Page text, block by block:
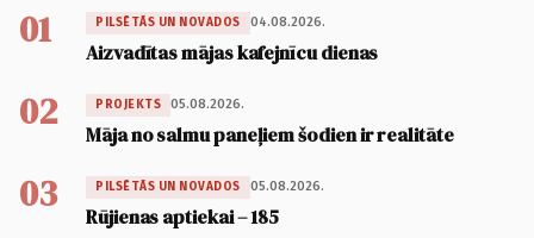
01 PILSĒTĀS UN NOVADOS 04.08.2026.
Aizvadītas mājas kafejnīcu dienas
02 PROJEKTS 05.08.2026.
Māja no salmu paneļiem šodien ir realitāte
03 PILSĒTĀS UN NOVADOS 05.08.2026.
Rūjienas aptiekai – 185